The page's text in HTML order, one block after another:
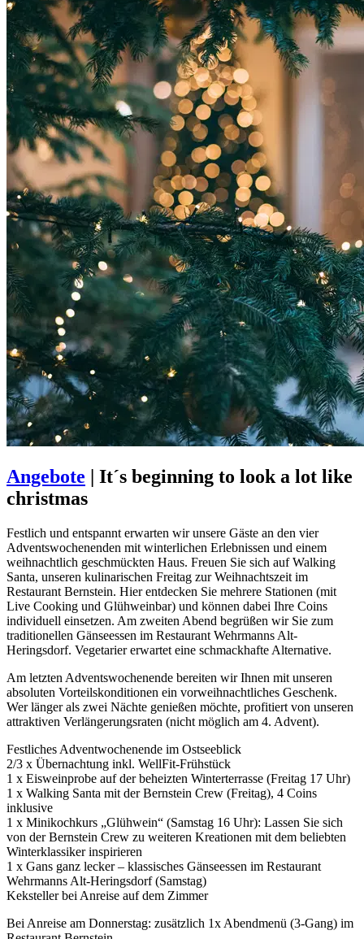
Angebote | It´s beginning to look a lot like
christmas
Festlich und entspannt erwarten wir unsere Gäste an den vier
Adventswochenenden mit winterlichen Erlebnissen und einem
weihnachtlich geschmückten Haus. Freuen Sie sich auf Walking
Santa, unseren kulinarischen Freitag zur Weihnachtszeit im
Restaurant Bernstein. Hier entdecken Sie mehrere Stationen (mit
Live Cooking und Glühweinbar) und können dabei Ihre Coins
individuell einsetzen. Am zweiten Abend begrüßen wir Sie zum
traditionellen Gänseessen im Restaurant Wehrmanns Alt-
Heringsdorf. Vegetarier erwartet eine schmackhafte Alternative.
Am letzten Adventswochenende bereiten wir Ihnen mit unseren
absoluten Vorteilskonditionen ein vorweihnachtliches Geschenk.
Wer länger als zwei Nächte genießen möchte, profitiert von unseren
attraktiven Verlängerungsraten (nicht möglich am 4. Advent).
Festliches Adventwochenende im Ostseeblick
2/3 x Übernachtung inkl. WellFit-Frühstück
1 x Eisweinprobe auf der beheizten Winterterrasse (Freitag 17 Uhr)
1 x Walking Santa mit der Bernstein Crew (Freitag), 4 Coins
inklusive
1 x Minikochkurs „Glühwein“ (Samstag 16 Uhr): Lassen Sie sich
von der Bernstein Crew zu weiteren Kreationen mit dem beliebten
Winterklassiker inspirieren
1 x Gans ganz lecker – klassisches Gänseessen im Restaurant
Wehrmanns Alt-Heringsdorf (Samstag)
Keksteller bei Anreise auf dem Zimmer
Bei Anreise am Donnerstag: zusätzlich 1x Abendmenü (3-Gang) im